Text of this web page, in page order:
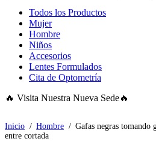
Todos los Productos
Mujer
Hombre
Niños
Accesorios
Lentes Formulados
Cita de Optometría
🔥 Visita Nuestra Nueva Sede🔥
Inicio / Hombre / Gafas negras
entre cortada